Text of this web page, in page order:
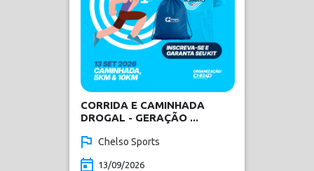
CORRIDA E CAMINHADA
DROGAL - GERAÇÃO ...
Chelso Sports
13/09/2026